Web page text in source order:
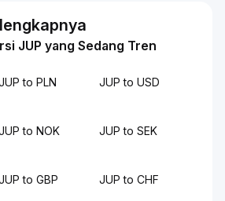
JUP yang Sedang Tren
to PLN JUP to USD
to NOK JUP to SEK
to GBP JUP to CHF